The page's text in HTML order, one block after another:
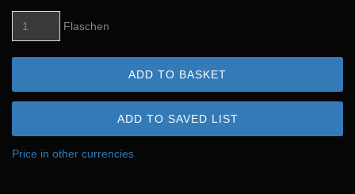
Flaschen
ADD TO BASKET
ADD TO SAVED LIST
Price in other currencies